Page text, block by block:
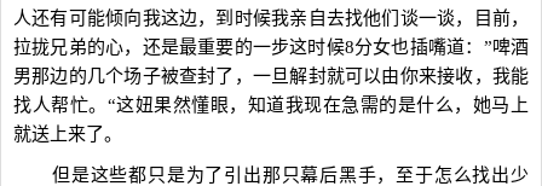
人还有可能倾向我这边，到时候我亲自去找他们谈一谈，目前，
拉拢兄弟的心，还是最重要的一步这时候8分女也插嘴道：”啤酒
男那边的几个场子被查封了，一旦解封就可以由你来接收，我能
找人帮忙。“这妞果然懂眼，知道我现在急需的是什么，她马上
就送上来了。
但是这些都只是为了引出那只幕后黑手，至于怎么找出少